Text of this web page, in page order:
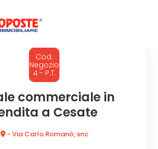
Cod.
Negozio
4 - P.T.
commerciale in
a Cesate
- Via Carlo Romanò, snc